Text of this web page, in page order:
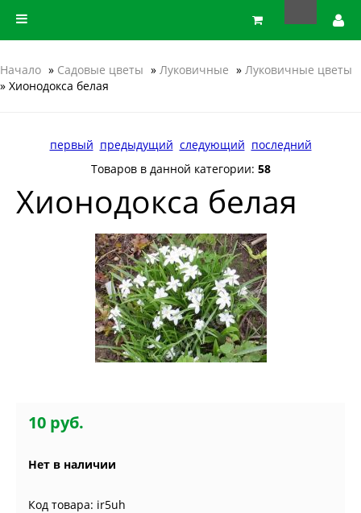
Начало » Садовые цветы » Луковичные » Луковичные цветы
» Хионодокса белая
первый предыдущий следующий последний
Товаров в данной категории: 58
Хионодокса белая
10 руб.
Нет в наличии
Код товара: ir5uh